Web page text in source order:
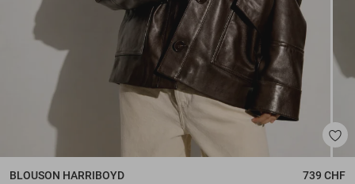
BLOUSON HARRIBOYD 739 CHF